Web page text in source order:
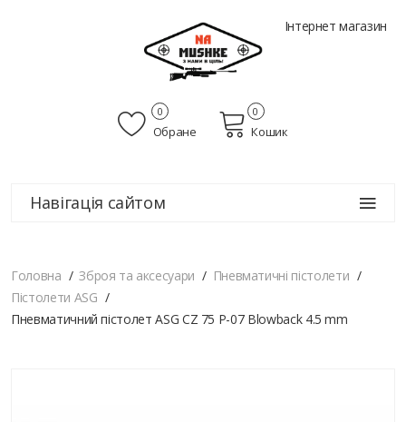
Інтернет магазин
Обране
0
Кошик
0
Навігація сайтом
Головна Зброя та аксесуари
Пневматичні пістолети
Пістолети ASG
Пневматичний пістолет ASG CZ 75 P-07 Blowback 4.5 mm